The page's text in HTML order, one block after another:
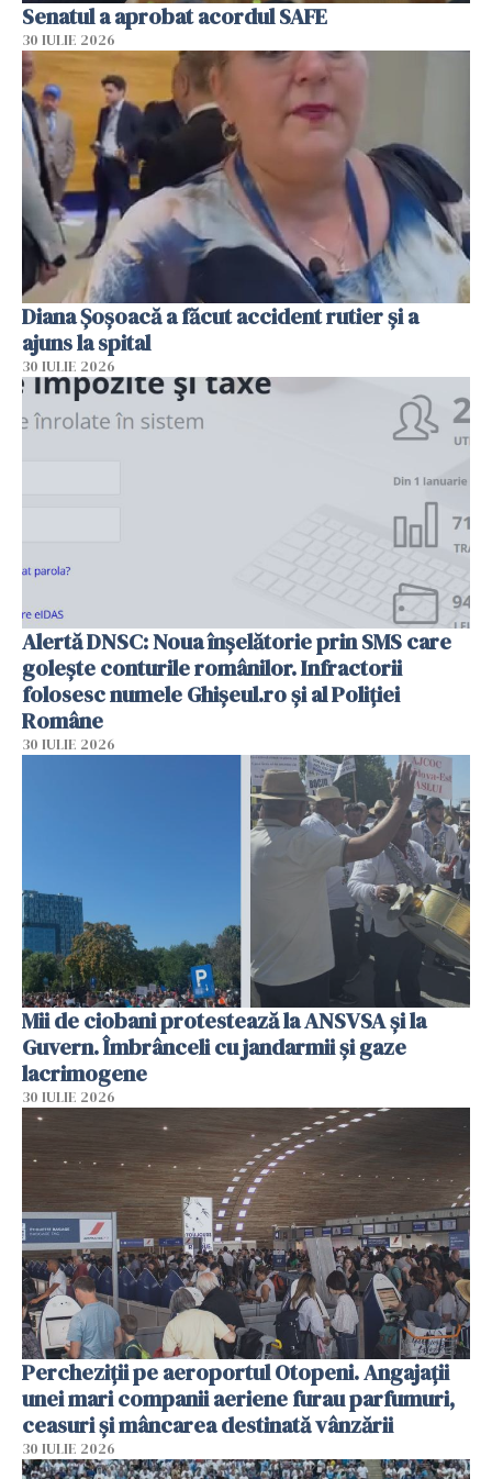
Senatul a aprobat acordul SAFE
30 IULIE 2026
Diana Șoșoacă a făcut accident rutier și a
ajuns la spital
30 IULIE 2026
Alertă DNSC: Noua înșelătorie prin SMS care
golește conturile românilor. Infractorii
folosesc numele Ghișeul.ro și al Poliției
Române
30 IULIE 2026
Mii de ciobani protestează la ANSVSA și la
Guvern. Îmbrânceli cu jandarmii și gaze
lacrimogene
30 IULIE 2026
Percheziții pe aeroportul Otopeni. Angajații
unei mari companii aeriene furau parfumuri,
ceasuri și mâncarea destinată vânzării
30 IULIE 2026